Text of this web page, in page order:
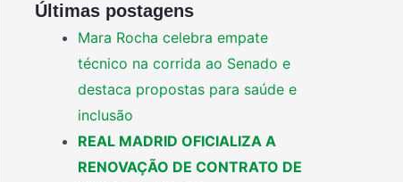
Últimas postagens
Mara Rocha celebra empate
técnico na corrida ao Senado e
destaca propostas para saúde e
inclusão
REAL MADRID OFICIALIZA A
RENOVAÇÃO DE CONTRATO DE